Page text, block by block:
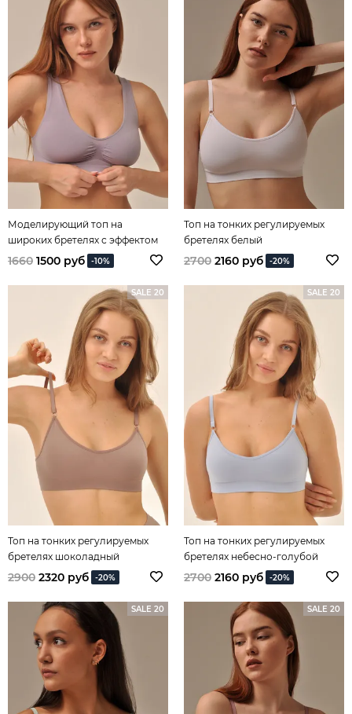
Моделирующий топ на
широких бретелях с эффектом
"пуш ап"
1660 1500 руб -10%
Топ на тонких регулируемых
бретелях белый
2700 2160 руб -20%
SALE 20
Топ на тонких регулируемых
бретелях шоколадный
2900 2320 руб -20%
SALE 20
Топ на тонких регулируемых
бретелях небесно-голубой
2700 2160 руб -20%
SALE 20 SALE 20